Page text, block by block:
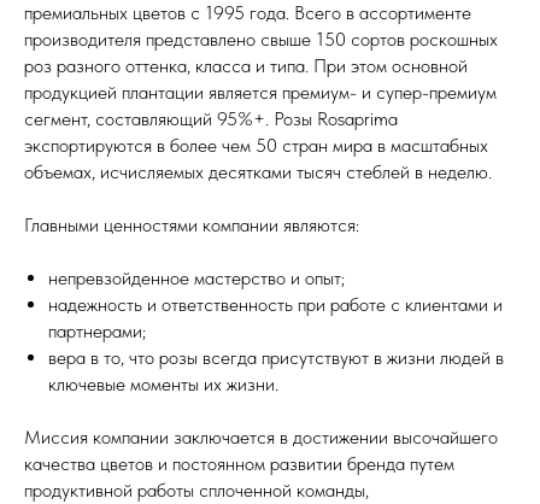
премиальных цветов с 1995 года. Всего в ассортименте
производителя представлено свыше 150 сортов роскошных
роз разного оттенка, класса и типа. При этом основной
продукцией плантации является премиум- и супер-премиум
сегмент, составляющий 95%+. Розы Rosaprima
экспортируются в более чем 50 стран мира в масштабных
объемах, исчисляемых десятками тысяч стеблей в неделю.
Главными ценностями компании являются:
непревзойденное мастерство и опыт;
надежность и ответственность при работе с клиентами и
партнерами;
вера в то, что розы всегда присутствуют в жизни людей в
ключевые моменты их жизни.
Миссия компании заключается в достижении высочайшего
качества цветов и постоянном развитии бренда путем
продуктивной работы сплоченной команды,